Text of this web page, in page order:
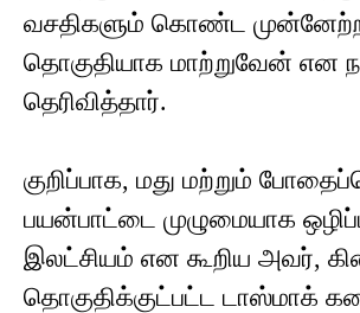
வசதிகளும் கொண்ட
தொகுதியாக மாற்றுவேன் என
தெரிவித்தார்.
குறிப்பாக, மது மற்றும்
பயன்பாட்டை முழுமையாக
இலட்சியம் என கூறிய அவர்,
தொகுதிக்குட்பட்ட டாஸ்மாக்